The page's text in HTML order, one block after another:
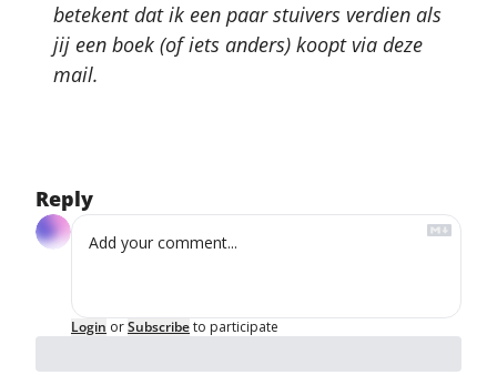
betekent dat ik een paar stuivers verdien als
jij een boek (of iets anders) koopt via deze
mail.﻿
Reply
Login orSubscribeto participate